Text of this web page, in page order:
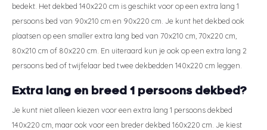
bedekt. Het dekbed 140x220 cm is geschikt voor op een extra lang 1
persoons bed van 90x210 cm en 90x220 cm. Je kunt het dekbed ook
plaatsen op een smaller extra lang bed van 70x210 cm, 70x220 cm,
80x210 cm of 80x220 cm. En uiteraard kun je ook op een extra lang 2
persoons bed of twijfelaar bed twee dekbedden 140x220 cm leggen.
Extra lang en breed 1 persoons dekbed?
Je kunt niet alleen kiezen voor een extra lang 1 persoons dekbed
140x220 cm, maar ook voor een breder dekbed 160x220 cm. Je kiest